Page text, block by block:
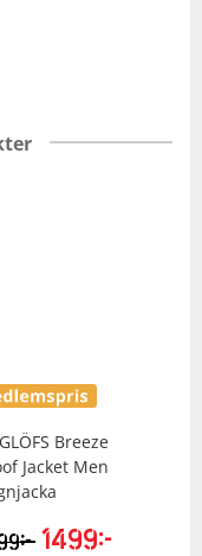
Breeze
Jacket Men
kr 1499kr